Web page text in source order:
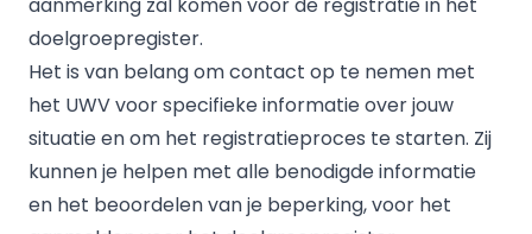
aanmerking zal komen voor de registratie in het
doelgroepregister.
Het is van belang om contact op te nemen met
het UWV voor specifieke informatie over jouw
situatie en om het registratieproces te starten. Zij
kunnen je helpen met alle benodigde informatie
en het beoordelen van je beperking, voor het